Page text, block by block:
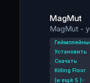
MagMut
MagMut -
Установить
Скачать
Killing Floor
(и ещё 5 )